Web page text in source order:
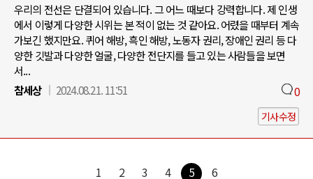
우리의 전선은 단결되어 있습니다. 그 어느 때보다 강력합니다. 제 인생
에서 이렇게 다양한 시위는 본 적이 없는 것 같아요. 어렸을 때부터 계속
가보긴 했지만요. 퀴어 해방, 흑인 해방, 노동자 권리, 장애인 권리 등 다
양한 깃발과 다양한 얼굴, 다양한 전단지를 들고 있는 사람들을 보면
서...
참세상
2024.08.21. 11:51 0
기사수정
1 2 3 4 5 6